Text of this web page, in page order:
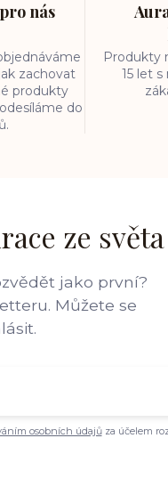
nás
zachovat
produkty
do
Produkty
15 let
ze
jako první?
Můžete se
osobních údajůza účelem